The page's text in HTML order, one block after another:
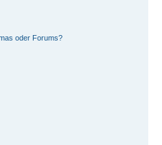
oder Forums?